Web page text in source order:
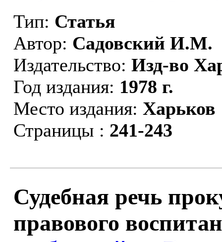
Тип: Статья
Автор: Садовский И.М.
Издательство: Изд-во
Год издания: 1978 г.
Место издания: Харьков
Страницы : 241-243
Судебная речь
правового